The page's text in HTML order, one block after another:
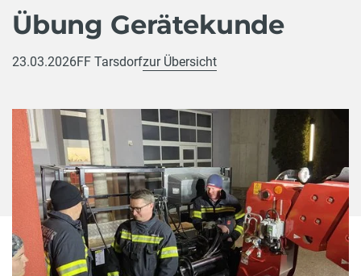
Übung Gerätekunde
23.03.2026FF Tarsdorfzur Übersicht